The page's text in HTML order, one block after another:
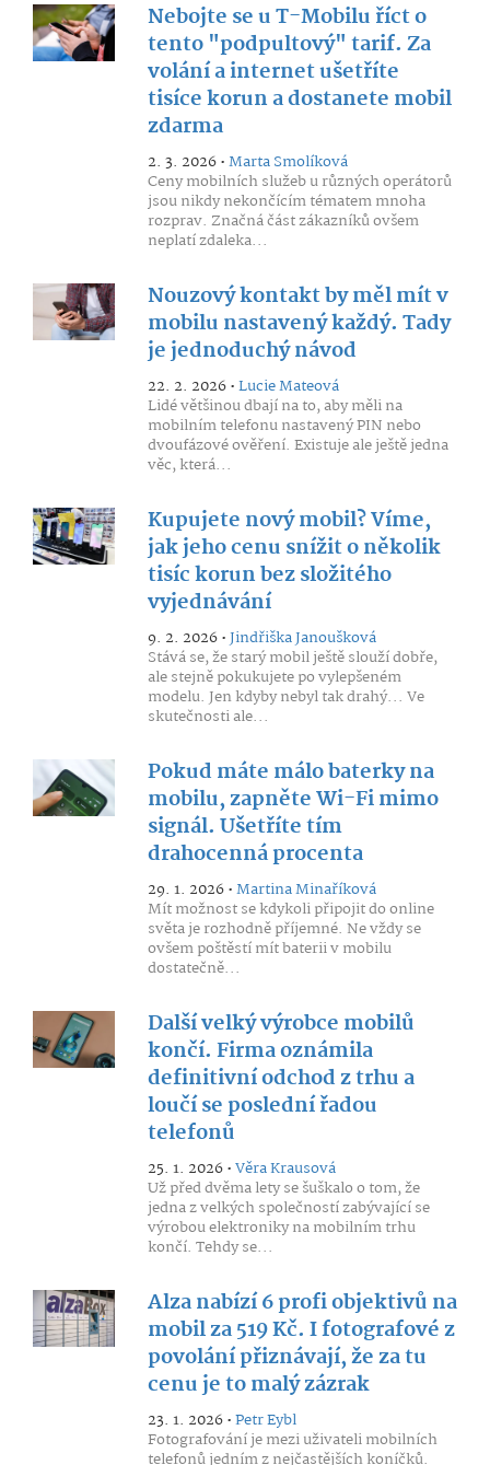
Nebojte se u T-Mobilu říct o
tento "podpultový" tarif. Za
volání a internet ušetříte
tisíce korun a dostanete mobil
zdarma
2. 3. 2026 •Marta Smolíková
Ceny mobilních služeb u různých operátorů
jsou nikdy nekončícím tématem mnoha
rozprav. Značná část zákazníků ovšem
neplatí zdaleka...
Nouzový kontakt by měl mít v
mobilu nastavený každý. Tady
je jednoduchý návod
22. 2. 2026 •Lucie Mateová
Lidé většinou dbají na to, aby měli na
mobilním telefonu nastavený PIN nebo
dvoufázové ověření. Existuje ale ještě jedna
věc, která...
Kupujete nový mobil? Víme,
jak jeho cenu snížit o několik
tisíc korun bez složitého
vyjednávání
9. 2. 2026 •Jindřiška Janoušková
Stává se, že starý mobil ještě slouží dobře,
ale stejně pokukujete po vylepšeném
modelu. Jen kdyby nebyl tak drahý... Ve
skutečnosti ale...
Pokud máte málo baterky na
mobilu, zapněte Wi-Fi mimo
signál. Ušetříte tím
drahocenná procenta
29. 1. 2026 •Martina Minaříková
Mít možnost se kdykoli připojit do online
světa je rozhodně příjemné. Ne vždy se
ovšem poštěstí mít baterii v mobilu
dostatečně...
Další velký výrobce mobilů
končí. Firma oznámila
definitivní odchod z trhu a
loučí se poslední řadou
telefonů
25. 1. 2026 •Věra Krausová
Už před dvěma lety se šuškalo o tom, že
jedna z velkých společností zabývající se
výrobou elektroniky na mobilním trhu
končí. Tehdy se...
Alza nabízí 6 profi objektivů na
mobil za 519 Kč. I fotografové z
povolání přiznávají, že za tu
cenu je to malý zázrak
23. 1. 2026 •Petr Eybl
Fotografování je mezi uživateli mobilních
telefonů jedním z nejčastějších koníčků.